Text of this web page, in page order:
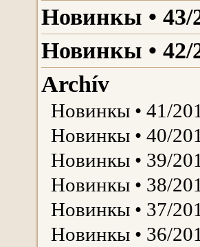
Новинкы • 43/
Новинкы • 42/
Archív
Новинкы • 41/
Новинкы • 40/
Новинкы • 39/
Новинкы • 38/
Новинкы • 37/
Новинкы • 36/